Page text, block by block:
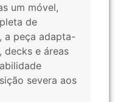
um móvel,
de
, a peça adapta-
decks e áreas
severa aos